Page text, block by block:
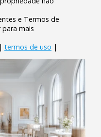
e Termos de
para mais
| termos de uso |